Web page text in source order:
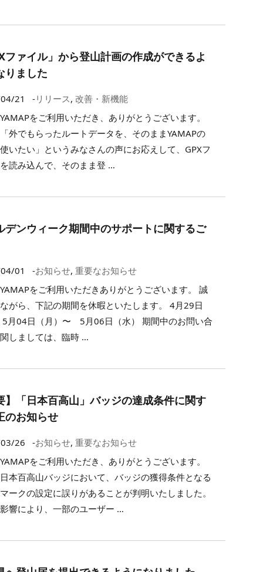
ファイル」から登山計画の作成ができるよ
りました
21 -リリース,改善・新機能
をご利用いただき、ありがとうございます。
外でもらったルートデータを、そのままYAMAPの
いたい」というみなさんの声にお応えして、GPXフ
読み込んで、そのまま登 …
デンウィーク期間中のサポートに関するご
01 -お知らせ,重要なお知らせ
をご利用いただきありがとうございます。 誠
がら、下記の期間を休暇といたします。 4月29日
5月04日（月）〜 5月06日（水） 期間中のお問い合
しましては、臨時 …
】「日本百高山」バッジの達成条件に関す
のお知らせ
26 -お知らせ,重要なお知らせ
をご利用いただき、ありがとうございます。
本百高山バッジにおいて、バッジの獲得条件となる
ークの設定に誤りがあることが判明いたしました。
響により、一部のユーザー …